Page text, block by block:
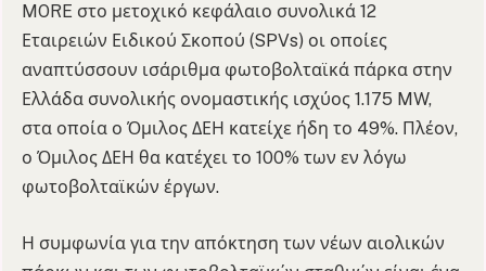
MORE στο μετοχικό κεφάλαιο συνολικά 12
Εταιρειών Ειδικού Σκοπού (SPVs) οι οποίες
αναπτύσσουν ισάριθμα φωτοβολταϊκά πάρκα στην
Ελλάδα συνολικής ονομαστικής ισχύος 1.175 MW,
στα οποία ο Όμιλος ΔΕΗ κατείχε ήδη το 49%. Πλέον,
ο Όμιλος ΔΕΗ θα κατέχει το 100% των εν λόγω
φωτοβολταϊκών έργων.
Η συμφωνία για την απόκτηση των νέων αιολικών